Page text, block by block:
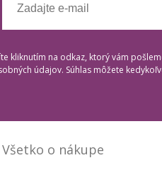
kliknutím na odkaz, ktorý vám
údajov. Súhlas môžete
Všetko o nákupe